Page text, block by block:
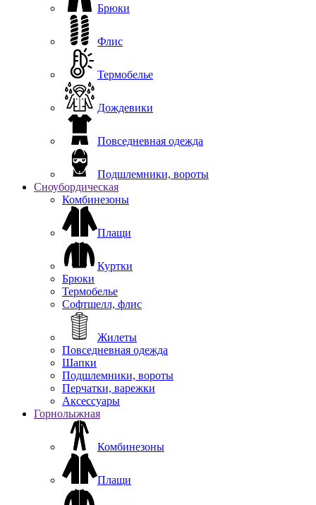
Брюки
Флис
Термобелье
Дождевики
Повседневная одежда
Подшлемники, вороты
Сноубордическая
Комбинезоны
Плащи
Куртки
Брюки
Термобелье
Софтшелл, флис
Жилеты
Повседневная одежда
Шапки
Подшлемники, вороты
Перчатки, варежки
Аксессуары
Горнолыжная
Комбинезоны
Плащи